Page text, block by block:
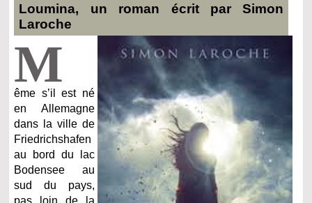
Loumina, un roman écrit par Simon
Laroche
M
ême s’il est né
en Allemagne
dans la ville de
Friedrichshafen
au bord du lac
Bodensee au
sud du pays,
pas loin de la